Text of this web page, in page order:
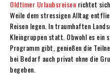
Oldtimer Urlaubsreisen richtet
Weile dem stressigen Alltag
Reisen legen. In traumhaften
Kleingruppen statt. Obwohl es
Programm gibt, genießen die
bei Bedarf auch privat ohne die
begeben.